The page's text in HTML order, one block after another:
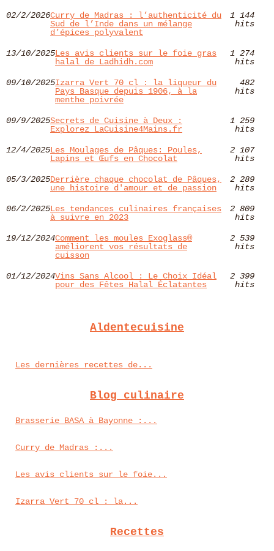
02/2/2026Curry de Madras : l’authenticité du
Sud de l’Inde dans un mélange
d’épices polyvalent
1 144
hits
13/10/2025Les avis clients sur le foie gras
halal de Ladhidh.com
1 274
hits
09/10/2025Izarra Vert 70 cl : la liqueur du
Pays Basque depuis 1906, à la
menthe poivrée
482
hits
09/9/2025Secrets de Cuisine à Deux :
Explorez LaCuisine4Mains.fr
1 259
hits
12/4/2025Les Moulages de Pâques: Poules,
Lapins et Œufs en Chocolat
2 107
hits
05/3/2025Derrière chaque chocolat de Pâques,
une histoire d'amour et de passion
2 289
hits
06/2/2025Les tendances culinaires françaises
à suivre en 2023
2 809
hits
19/12/2024Comment les moules Exoglass®
améliorent vos résultats de
cuisson
2 539
hits
01/12/2024Vins Sans Alcool : Le Choix Idéal
pour des Fêtes Halal Éclatantes
2 399
hits
Aldentecuisine
Les dernières recettes de...
Blog culinaire
Brasserie BASA à Bayonne :...
Curry de Madras :...
Les avis clients sur le foie...
Izarra Vert 70 cl : la...
Recettes